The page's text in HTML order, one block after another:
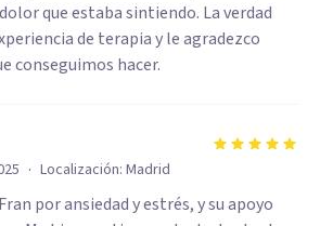
que estaba sintiendo. La verdad
de terapia y le agradezco
conseguimos hacer.
· Localización: Madrid
por ansiedad y estrés, y su apoyo